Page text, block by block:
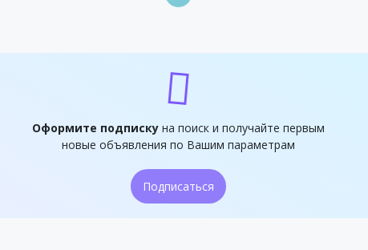
Оформите подпискуна поиск и получайте первым
новые объявления по Вашим параметрам
Подписаться